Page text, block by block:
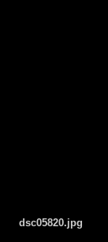
dsc05820.jpg